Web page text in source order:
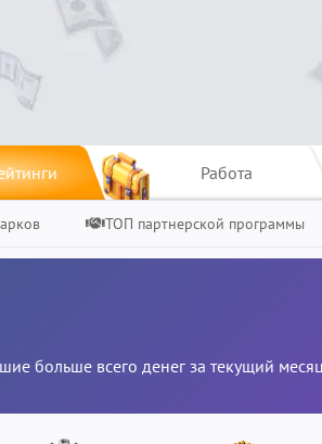
Работа
ТОП партнерской программы
больше всего денег за текущий